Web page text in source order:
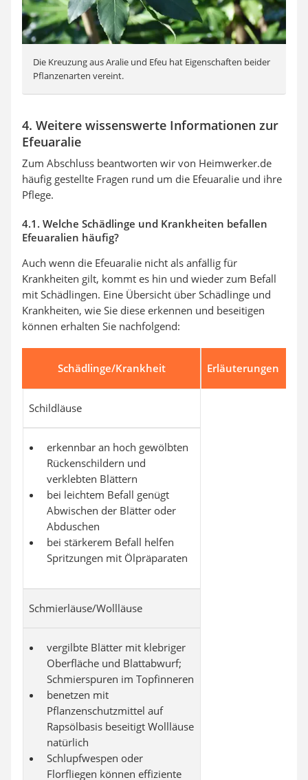
Die Kreuzung aus Aralie und Efeu hat Eigenschaften beider
Pflanzenarten vereint.
4. Weitere wissenswerte Informationen zur
Efeuaralie
Zum Abschluss beantworten wir von Heimwerker.de
häufig gestellte Fragen rund um die Efeuaralie und ihre
Pflege.
4.1. Welche Schädlinge und Krankheiten befallen
Efeuaralien häufig?
Auch wenn die Efeuaralie nicht als anfällig für
Krankheiten gilt, kommt es hin und wieder zum Befall
mit Schädlingen. Eine Übersicht über Schädlinge und
Krankheiten, wie Sie diese erkennen und beseitigen
können erhalten Sie nachfolgend:
Schädlinge/Krankheit Erläuterungen
Schildläuse
erkennbar an hoch gewölbten
Rückenschildern und
verklebten Blättern
bei leichtem Befall genügt
Abwischen der Blätter oder
Abduschen
bei stärkerem Befall helfen
Spritzungen mit Ölpräparaten
Schmierläuse/Wollläuse
vergilbte Blätter mit klebriger
Oberfläche und Blattabwurf;
Schmierspuren im Topfinneren
benetzen mit
Pflanzenschutzmittel auf
Rapsölbasis beseitigt Wollläuse
natürlich
Schlupfwespen oder
Florfliegen können effiziente